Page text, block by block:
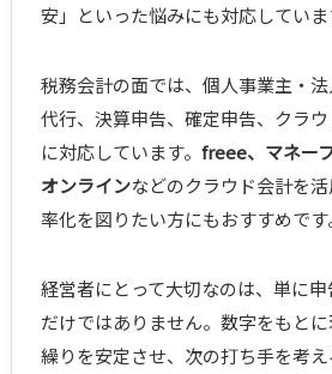
安」といった悩みにも対応していま
税務会計の面では、個人事業主・
代行、決算申告、確定申告、クラ
に対応しています。 freee、マネー
オンラインなどのクラウド会計を
率化を図りたい方にもおすすめです
経営者にとって大切なのは、単に
だけではありません。数字をもと
繰りを安定させ、次の打ち手を考